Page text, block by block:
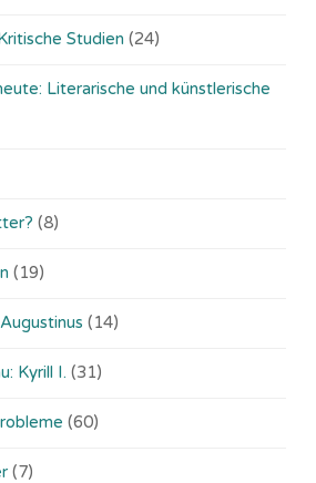
Studien (24)
Literarische und künstlerische
(8)
(19)
(14)
Kyrill I. (31)
(60)
(7)